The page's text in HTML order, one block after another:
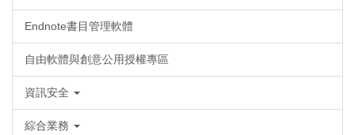
Endnote書目管理軟體
自由軟體與創意公用授權專區
資訊安全
綜合業務